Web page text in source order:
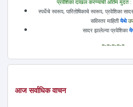
प्रवेशिका दाखल करण्याची अंतिम मुदत :
स्पर्धेचे स्वरूप, पारितोषिकाचे स्वरूप, प्रवेशिका
सविस्तर माहितीयेथे
सादर झालेल्या प्रवेशिका
=-=-=-=-=
आज सर्वाधिक वाचन